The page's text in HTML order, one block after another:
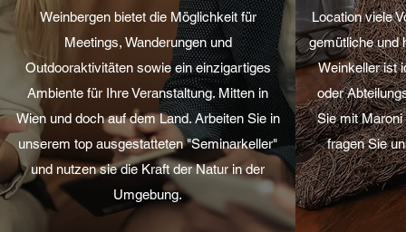
Weinbergen bietet die Möglichkeit für
Meetings, Wanderungen und
Outdooraktivitäten sowie ein einzigartiges
Ambiente für Ihre Veranstaltung. Mitten in
Wien und doch auf dem Land. Arbeiten Sie in
unserem top ausgestatteten "Seminarkeller"
und nutzen sie die Kraft der Natur in der
Umgebung.
Location viele
gemütliche und
Weinkeller ist
oder
Sie mit
fragen Sie